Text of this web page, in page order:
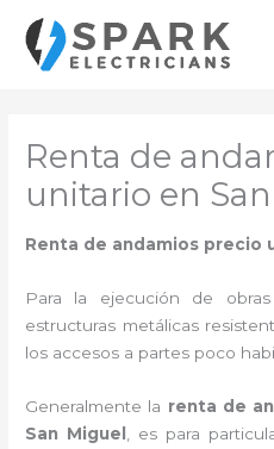
contenido
Renta de
unitario en
Renta de andamios precio
Para la ejecución de
estructuras metálicas
los accesos a partes poco
Generalmente la renta de
San Miguel
, es para